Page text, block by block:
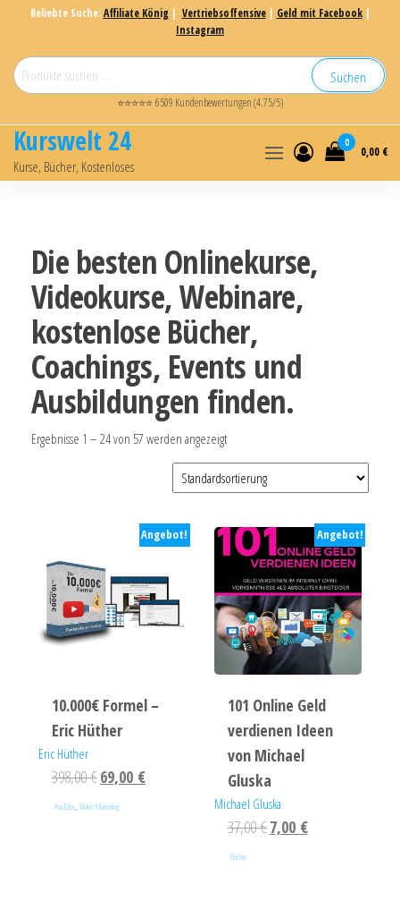
Beliebte Suche:Affiliate König | Vertriebsoffensive| Geld mit Facebook|
Instagram
Suchen
⭐⭐⭐⭐⭐ 6509 Kundenbewertungen (4.75/5)
Kurswelt 24
Kurse, Bücher, Kostenloses
0
0,00 €
Die besten Onlinekurse,
Videokurse, Webinare,
kostenlose Bücher,
Coachings, Events und
Ausbildungen finden.
Ergebnisse 1 – 24 von 57 werden angezeigt
Angebot!
10.000€ Formel –
Eric Hüther
Eric Hüther
398,00€69,00 €
YouTube, Video Marketing
Angebot!
101 Online Geld
verdienen Ideen
von Michael
Gluska
Michael Gluska
37,00€7,00 €
Bücher